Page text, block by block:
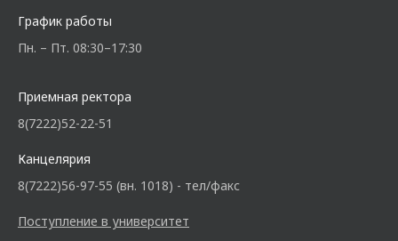
График работы
Пн. – Пт. 08:30–17:30
Приемная ректора
8(7222)52-22-51
Канцелярия
8(7222)56-97-55 (вн. 1018) - тел/факс
Поступление в университет